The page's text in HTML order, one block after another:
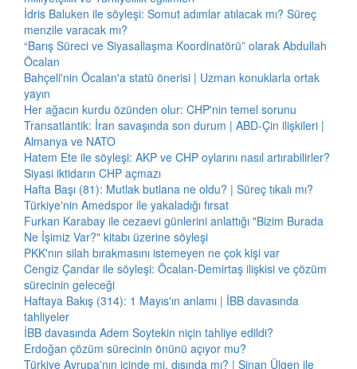
İdris Baluken ile söyleşi: Somut adımlar atılacak mı? Süreç
menzile varacak mı?
“Barış Süreci ve Siyasallaşma Koordinatörü” olarak Abdullah
Öcalan
Bahçeli'nin Öcalan'a statü önerisi | Uzman konuklarla ortak
yayın
Her ağacın kurdu özünden olur: CHP'nin temel sorunu
Transatlantik: İran savaşında son durum | ABD-Çin ilişkileri |
Almanya ve NATO
Hatem Ete ile söyleşi: AKP ve CHP oylarını nasıl artırabilirler?
Siyasi iktidarın CHP açmazı
Hafta Başı (81): Mutlak butlana ne oldu? | Süreç tıkalı mı?
Türkiye'nin Amedspor ile yakaladığı fırsat
Furkan Karabay ile cezaevi günlerini anlattığı "Bizim Burada
Ne İşimiz Var?" kitabı üzerine söyleşi
PKK'nın silah bırakmasını istemeyen ne çok kişi var
Cengiz Çandar ile söyleşi: Öcalan-Demirtaş ilişkisi ve çözüm
sürecinin geleceği
Haftaya Bakış (314): 1 Mayıs'ın anlamı | İBB davasında
tahliyeler
İBB davasında Adem Soytekin niçin tahliye edildi?
Erdoğan çözüm sürecinin önünü açıyor mu?
Türkiye Avrupa'nın içinde mi, dışında mı? | Sinan Ülgen ile